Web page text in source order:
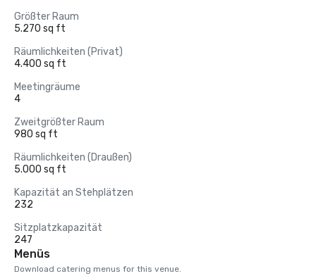
Größter Raum
5.270 sq ft
Räumlichkeiten (Privat)
4.400 sq ft
Meetingräume
4
Zweitgrößter Raum
980 sq ft
Räumlichkeiten (Draußen)
5.000 sq ft
Kapazität an Stehplätzen
232
Sitzplatzkapazität
247
Menüs
Download catering menus for this venue.